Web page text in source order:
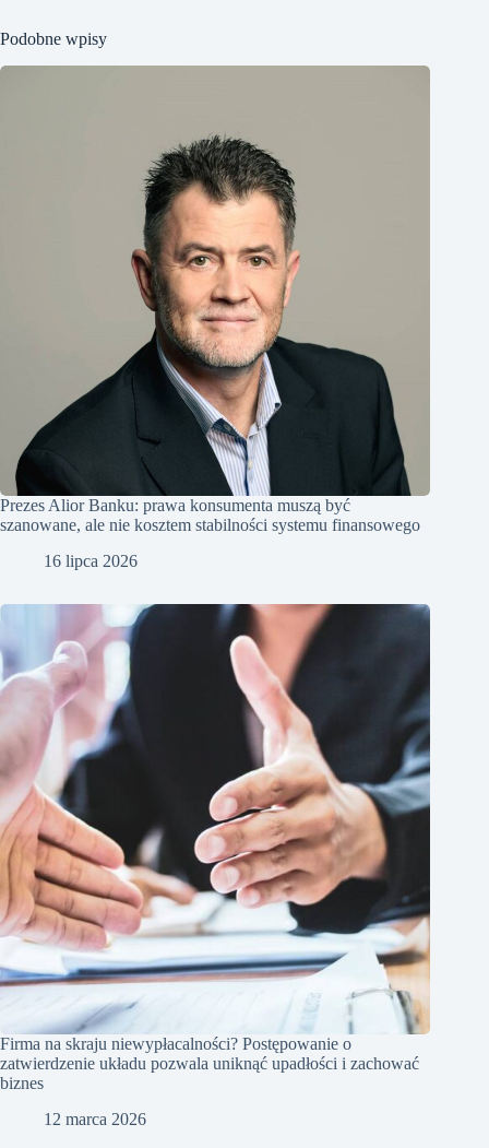
Podobne wpisy
Prezes Alior Banku: prawa konsumenta muszą być
szanowane, ale nie kosztem stabilności systemu finansowego
16 lipca 2026
Firma na skraju niewypłacalności? Postępowanie o
zatwierdzenie układu pozwala uniknąć upadłości i zachować
biznes
12 marca 2026